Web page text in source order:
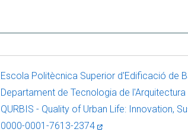
Escola Politècnica Superior d'Edificació de
Departament de Tecnologia de l'Arquitectura
QURBIS - Quality of Urban Life: Innovation,
0000-0001-7613-2374